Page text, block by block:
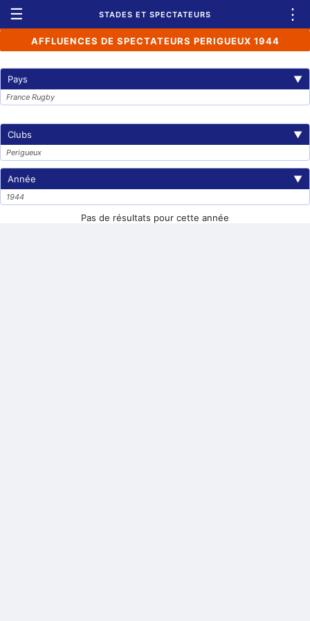
☰ STADES ET SPECTATEURS ⋮
AFFLUENCES DE SPECTATEURS PERIGUEUX 1944
Pays ▼
France Rugby
Clubs ▼
Perigueux
Année ▼
1944
Pas de résultats pour cette année